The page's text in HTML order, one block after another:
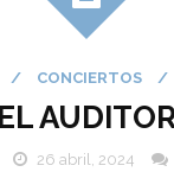
/ CONCIERTOS /
26 abril, 2024